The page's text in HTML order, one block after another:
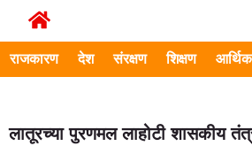
राजकारण देश संरक्षण शिक्षण
लातूरच्या पुरणमल लाहोटी शासकीय